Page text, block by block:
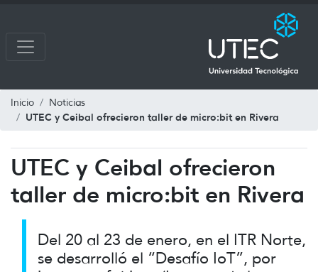
Inicio Noticias
UTEC y Ceibal ofrecieron taller de micro:bit en Rivera
UTEC y Ceibal ofrecieron
taller de micro:bit en Rivera
Del 20 al 23 de enero, en el ITR Norte,
se desarrolló el “Desafío IoT”, por